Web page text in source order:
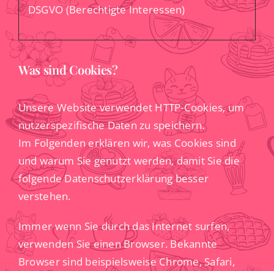
DSGVO (Berechtigte Interessen)
Was sind Cookies?
Unsere Website verwendet HTTP-Cookies, um
nutzerspezifische Daten zu speichern.
Im Folgenden erklären wir, was Cookies sind
und warum Sie genutzt werden, damit Sie die
folgende Datenschutzerklärung besser
verstehen.
Immer wenn Sie durch das Internet surfen,
verwenden Sie einen Browser. Bekannte
Browser sind beispielsweise Chrome, Safari,